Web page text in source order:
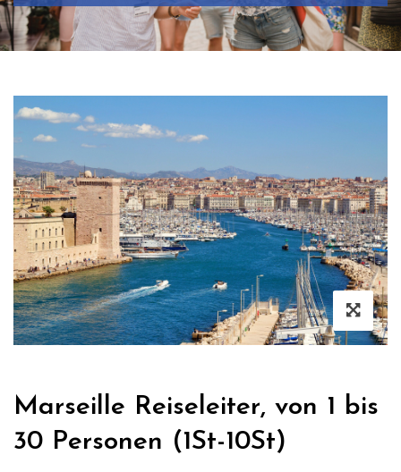
Marseille Reiseleiter, von 1 bis
30 Personen (1St-10St)